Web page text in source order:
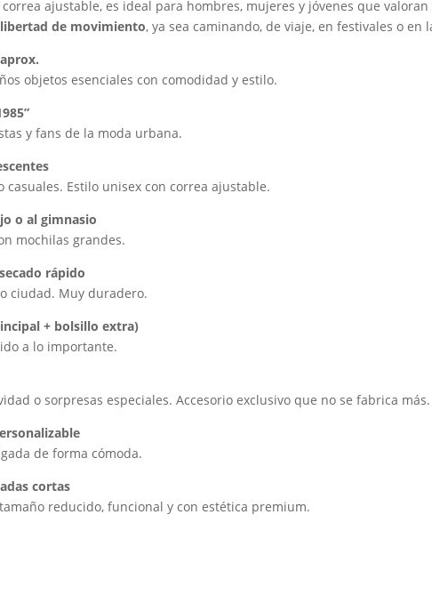
ajustable, es ideal para hombres, mujeres y jóvenes que
de movimiento, ya sea caminando, de viaje, en festivales o en
objetos esenciales con comodidad y estilo.
y fans de la moda urbana.
Estilo unisex con correa ajustable.
o al gimnasio
mochilas grandes.
rápido
ciudad. Muy duradero.
+ bolsillo extra)
a lo importante.
o sorpresas especiales. Accesorio exclusivo que no se fabrica más.
de forma cómoda.
cortas
reducido, funcional y con estética premium.